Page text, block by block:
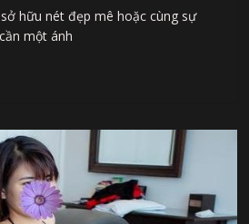
hữu nét đẹp mê hoặc cùng sự
một ánh